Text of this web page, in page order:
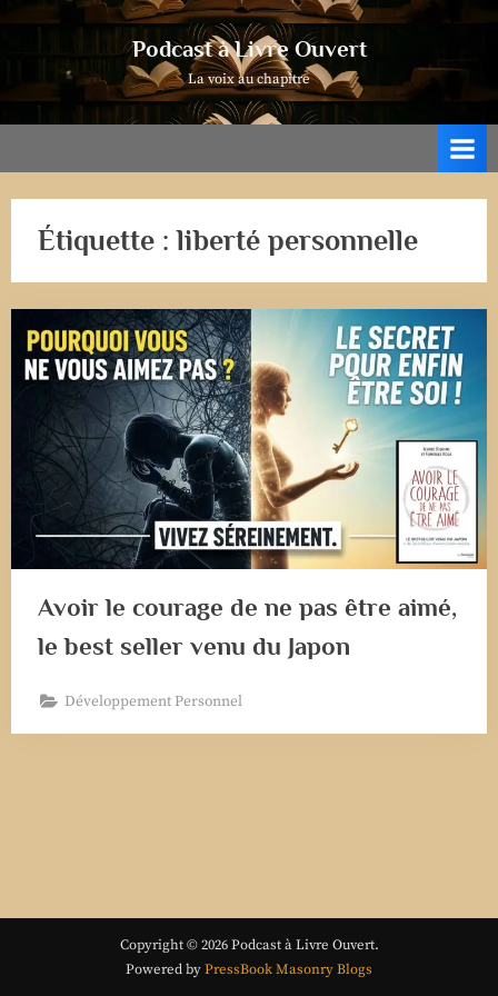
Podcast à Livre Ouvert
La voix au chapitre
Étiquette :liberté personnelle
Avoir le courage de ne pas être aimé,
le best seller venu du Japon
Développement Personnel
Copyright © 2026 Podcast à Livre Ouvert.
Powered byPressBook Masonry Blogs